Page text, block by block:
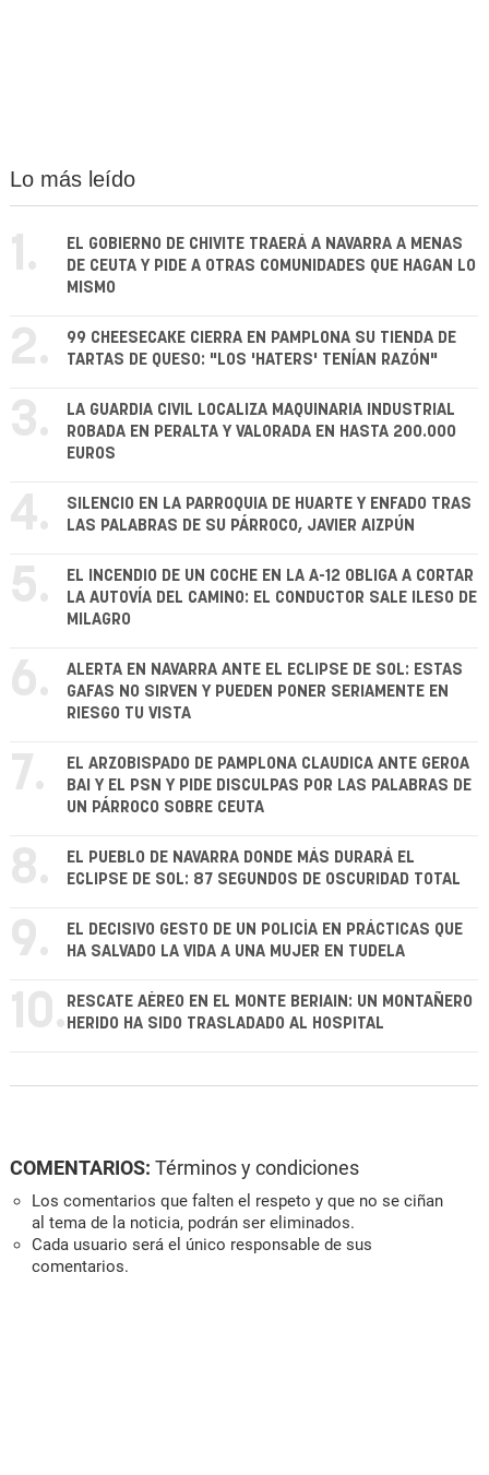
Lo más leído
1.
EL GOBIERNO DE CHIVITE TRAERÁ A NAVARRA A MENAS
DE CEUTA Y PIDE A OTRAS COMUNIDADES QUE HAGAN LO
MISMO
2.
99 CHEESECAKE CIERRA EN PAMPLONA SU TIENDA DE
TARTAS DE QUESO: "LOS 'HATERS' TENÍAN RAZÓN"
3.
LA GUARDIA CIVIL LOCALIZA MAQUINARIA INDUSTRIAL
ROBADA EN PERALTA Y VALORADA EN HASTA 200.000
EUROS
4.
SILENCIO EN LA PARROQUIA DE HUARTE Y ENFADO TRAS
LAS PALABRAS DE SU PÁRROCO, JAVIER AIZPÚN
5.
EL INCENDIO DE UN COCHE EN LA A-12 OBLIGA A CORTAR
LA AUTOVÍA DEL CAMINO: EL CONDUCTOR SALE ILESO DE
MILAGRO
6.
ALERTA EN NAVARRA ANTE EL ECLIPSE DE SOL: ESTAS
GAFAS NO SIRVEN Y PUEDEN PONER SERIAMENTE EN
RIESGO TU VISTA
7.
EL ARZOBISPADO DE PAMPLONA CLAUDICA ANTE GEROA
BAI Y EL PSN Y PIDE DISCULPAS POR LAS PALABRAS DE
UN PÁRROCO SOBRE CEUTA
8.
EL PUEBLO DE NAVARRA DONDE MÁS DURARÁ EL
ECLIPSE DE SOL: 87 SEGUNDOS DE OSCURIDAD TOTAL
9.
EL DECISIVO GESTO DE UN POLICÍA EN PRÁCTICAS QUE
HA SALVADO LA VIDA A UNA MUJER EN TUDELA
10. RESCATE AÉREO EN EL MONTE BERIAIN: UN MONTAÑERO
HERIDO HA SIDO TRASLADADO AL HOSPITAL
COMENTARIOS: Términos y condiciones
Los comentarios que falten el respeto y que no se ciñan
al tema de la noticia, podrán ser eliminados.
Cada usuario será el único responsable de sus
comentarios.